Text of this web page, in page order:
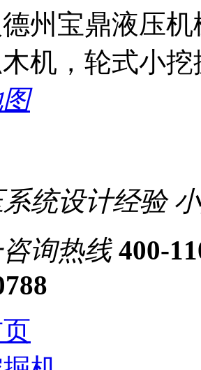
州宝鼎液压
机，轮式小
统设计经验
咨询热线 400-